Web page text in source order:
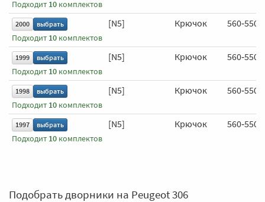
Подходит 10 комплектов
2000 выбрать
Подходит 10 комплектов
[N5] Крючок 560‑550
1999 выбрать
Подходит 10 комплектов
[N5] Крючок 560‑550
1998 выбрать
Подходит 10 комплектов
[N5] Крючок 560‑550
1997 выбрать
Подходит 10 комплектов
[N5] Крючок 560‑550
Подобрать дворники на Peugeot 306